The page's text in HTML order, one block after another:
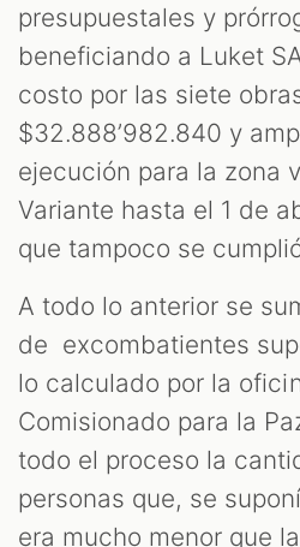
presupuestales y
beneficiando a Luket
costo por las siete
$32.888’982.840 y
ejecución para la zona
Variante hasta el 1 de
que tampoco se
A todo lo anterior se
de excombatientes
lo calculado por la
Comisionado para la
todo el proceso la
personas que, se
era mucho menor que